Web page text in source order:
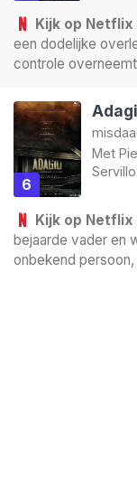
Kijk op Netflix
een dodelijke
controle
6
Met
Servillo
Kijk op Netflix
bejaarde vader en
onbekend